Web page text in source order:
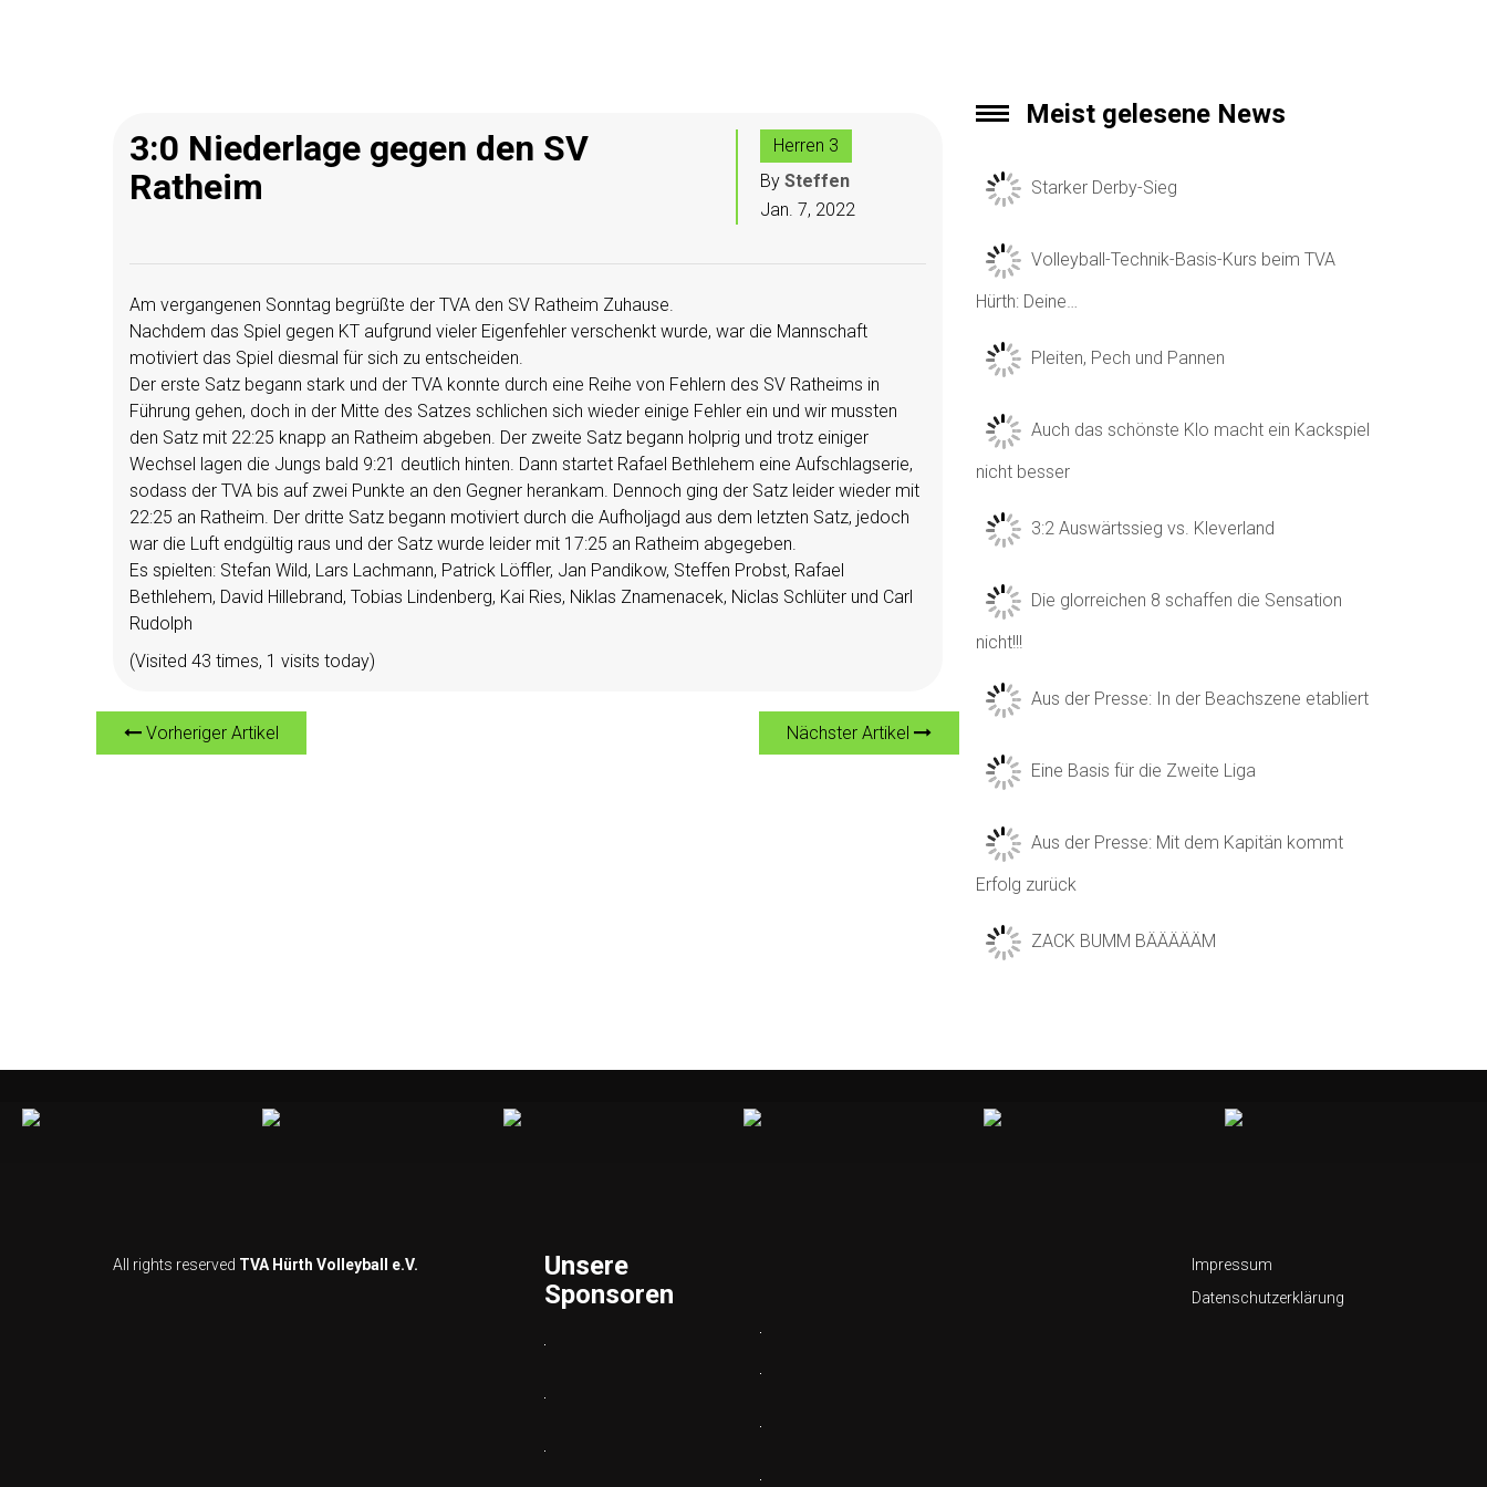
3:0 Niederlage gegen den SV
Ratheim
Herren 3
By Steffen
Jan. 7, 2022
Am vergangenen Sonntag begrüßte der TVA den SV Ratheim Zuhause.
Nachdem das Spiel gegen KT aufgrund vieler Eigenfehler verschenkt wurde, war die Mannschaft
motiviert das Spiel diesmal für sich zu entscheiden.
Der erste Satz begann stark und der TVA konnte durch eine Reihe von Fehlern des SV Ratheims in
Führung gehen, doch in der Mitte des Satzes schlichen sich wieder einige Fehler ein und wir mussten
den Satz mit 22:25 knapp an Ratheim abgeben. Der zweite Satz begann holprig und trotz einiger
Wechsel lagen die Jungs bald 9:21 deutlich hinten. Dann startet Rafael Bethlehem eine Aufschlagserie,
sodass der TVA bis auf zwei Punkte an den Gegner herankam. Dennoch ging der Satz leider wieder mit
22:25 an Ratheim. Der dritte Satz begann motiviert durch die Aufholjagd aus dem letzten Satz, jedoch
war die Luft endgültig raus und der Satz wurde leider mit 17:25 an Ratheim abgegeben.
Es spielten: Stefan Wild, Lars Lachmann, Patrick Löffler, Jan Pandikow, Steffen Probst, Rafael
Bethlehem, David Hillebrand, Tobias Lindenberg, Kai Ries, Niklas Znamenacek, Niclas Schlüter und Carl
Rudolph
(Visited 43 times, 1 visits today)
Vorheriger Artikel Nächster Artikel
Meist gelesene News
Starker Derby-Sieg
Volleyball-Technik-Basis-Kurs beim TVA
Hürth: Deine…
Pleiten, Pech und Pannen
Auch das schönste Klo macht ein Kackspiel
nicht besser
3:2 Auswärtssieg vs. Kleverland
Die glorreichen 8 schaffen die Sensation
nicht!!!
Aus der Presse: In der Beachszene etabliert
Eine Basis für die Zweite Liga
Aus der Presse: Mit dem Kapitän kommt
Erfolg zurück
ZACK BUMM BÄÄÄÄÄM
All rights reserved TVA Hürth Volleyball e.V.
Unsere
Sponsoren
Impressum
Datenschutzerklärung